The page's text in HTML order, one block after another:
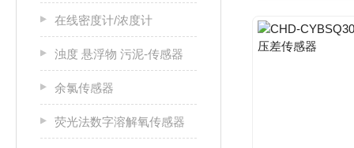
在线密度计/浓度计
浊度 悬浮物 污泥-传感器
余氯传感器
荧光法数字溶解氧传感器